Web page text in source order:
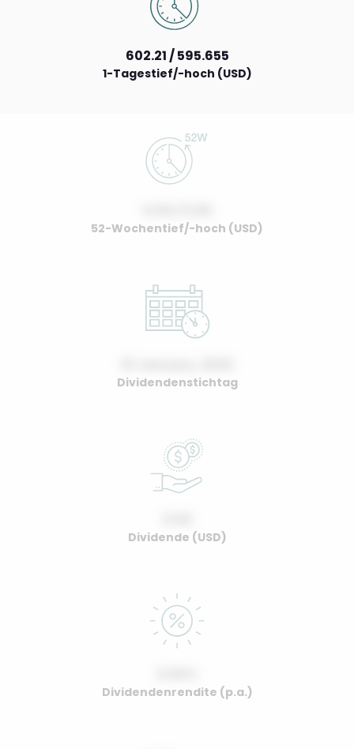
602.21 / 595.655
1-Tagestief/-hoch (USD)
52-Wochentief/-hoch (USD)
Dividendenstichtag
Dividende (USD)
Dividendenrendite (p.a.)